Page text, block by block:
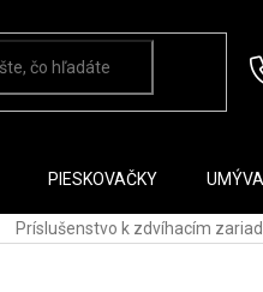
PIESKOVAČKY
Príslušenstvo k zdvíhacím